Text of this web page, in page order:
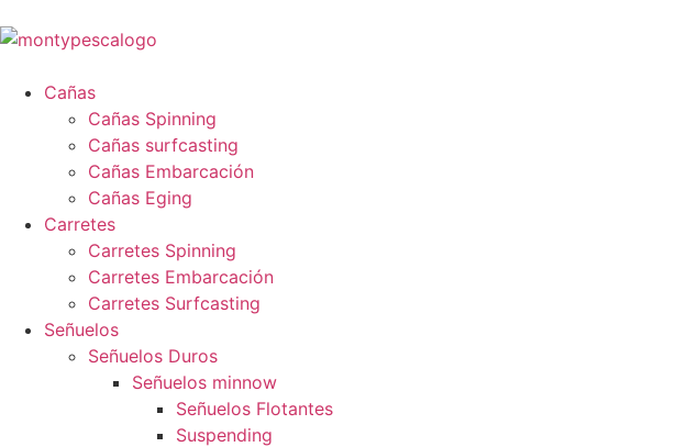
Cañas
Cañas Spinning
Cañas surfcasting
Cañas Embarcación
Cañas Eging
Carretes
Carretes Spinning
Carretes Embarcación
Carretes Surfcasting
Señuelos
Señuelos Duros
Señuelos minnow
Señuelos Flotantes
Suspending